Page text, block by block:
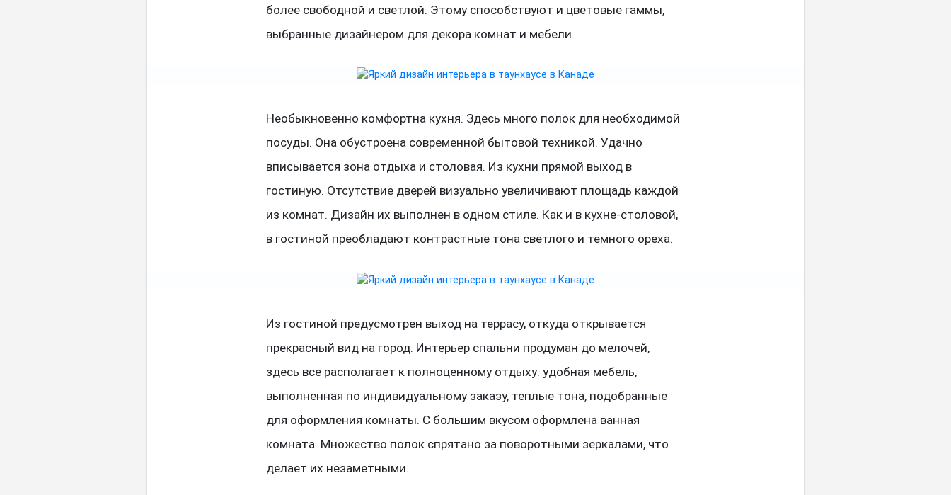
более свободной и светлой. Этому способствуют и цветовые гаммы,
выбранные дизайнером для декора комнат и мебели.
Необыкновенно комфортна кухня. Здесь много полок для необходимой
посуды. Она обустроена современной бытовой техникой. Удачно
вписывается зона отдыха и столовая. Из кухни прямой выход в
гостиную. Отсутствие дверей визуально увеличивают площадь каждой
из комнат. Дизайн их выполнен в одном стиле. Как и в кухне-столовой,
в гостиной преобладают контрастные тона светлого и темного ореха.
Из гостиной предусмотрен выход на террасу, откуда открывается
прекрасный вид на город. Интерьер спальни продуман до мелочей,
здесь все располагает к полноценному отдыху: удобная мебель,
выполненная по индивидуальному заказу, теплые тона, подобранные
для оформления комнаты. С большим вкусом оформлена ванная
комната. Множество полок спрятано за поворотными зеркалами, что
делает их незаметными.